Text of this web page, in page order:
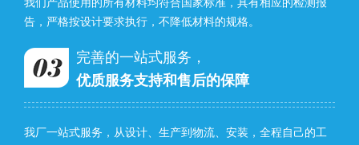
我们产品使用的所有材料均符合国家标准，具有相应的检测报
告，严格按设计要求执行，不降低材料的规格。
完善的一站式服务，
优质服务支持和售后的保障
我厂一站式服务，从设计、生产到物流、安装，全程自己的工